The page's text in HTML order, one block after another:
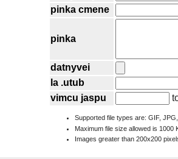
pinka cmene
pinka
datnyvei
la .utub
vimcu jaspu
Supported file types are: GIF,
Maximum file size allowed is 1000
Images greater than 200x200